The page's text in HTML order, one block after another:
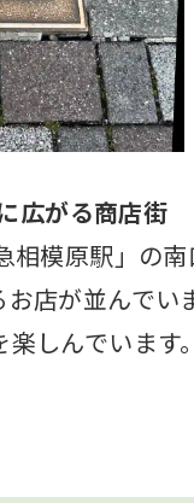
広がる商店街
相模原駅」の
店が並んで
しんでいます。